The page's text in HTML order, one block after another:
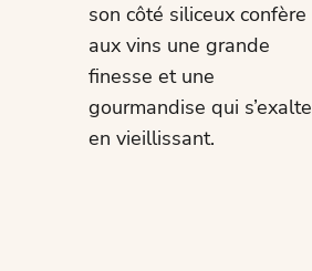
son côté siliceux confère
aux vins une grande
finesse et une
gourmandise qui s’exalte
en vieillissant.